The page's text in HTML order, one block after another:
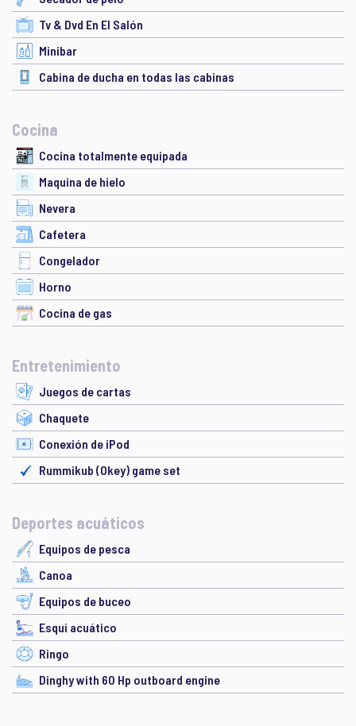
Tv & Dvd En El Salón
Minibar
Cabina de ducha en todas las cabinas
Cocina
Cocina totalmente equipada
Maquina de hielo
Nevera
Cafetera
Congelador
Horno
Cocina de gas
Entretenimiento
Juegos de cartas
Chaquete
Conexión de iPod
Rummikub (Okey) game set
Deportes acuáticos
Equipos de pesca
Canoa
Equipos de buceo
Esquí acuático
Ringo
Dinghy with 60 Hp outboard engine